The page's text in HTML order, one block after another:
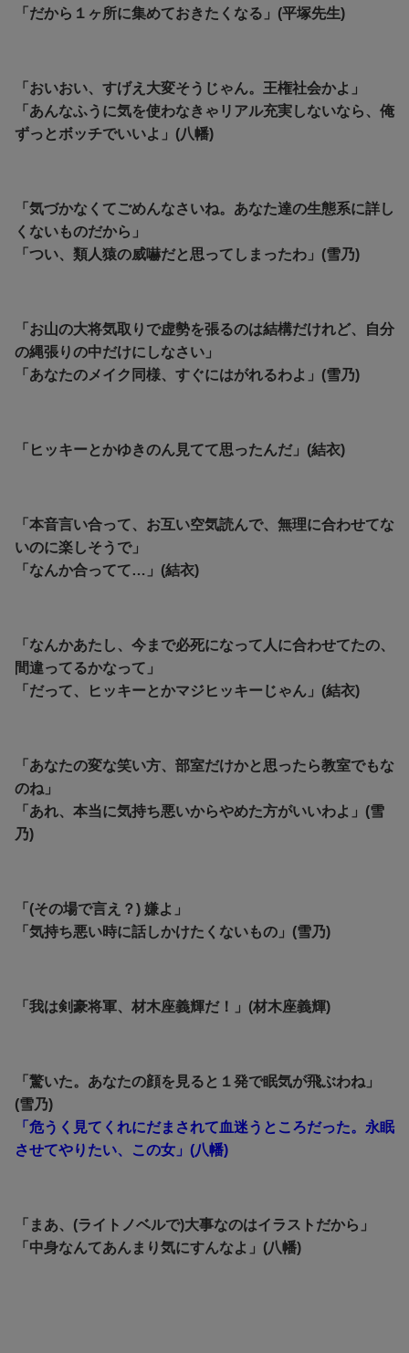
「だから１ヶ所に集めておきたくなる」(平塚先生)
「おいおい、すげえ大変そうじゃん。王権社会かよ」
「あんなふうに気を使わなきゃリアル充実しないなら、俺
ずっとボッチでいいよ」(八幡)
「気づかなくてごめんなさいね。あなた達の生態系に詳し
くないものだから」
「つい、類人猿の威嚇だと思ってしまったわ」(雪乃)
「お山の大将気取りで虚勢を張るのは結構だけれど、自分
の縄張りの中だけにしなさい」
「あなたのメイク同様、すぐにはがれるわよ」(雪乃)
「ヒッキーとかゆきのん見てて思ったんだ」(結衣)
「本音言い合って、お互い空気読んで、無理に合わせてな
いのに楽しそうで」
「なんか合ってて…」(結衣)
「なんかあたし、今まで必死になって人に合わせてたの、
間違ってるかなって」
「だって、ヒッキーとかマジヒッキーじゃん」(結衣)
「あなたの変な笑い方、部室だけかと思ったら教室でもな
のね」
「あれ、本当に気持ち悪いからやめた方がいいわよ」(雪
乃)
「(その場で言え？) 嫌よ」
「気持ち悪い時に話しかけたくないもの」(雪乃)
「我は剣豪将軍、材木座義輝だ！」(材木座義輝)
「驚いた。あなたの顔を見ると１発で眠気が飛ぶわね」
(雪乃)
「危うく見てくれにだまされて血迷うところだった。永眠
させてやりたい、この女」(八幡)
「まあ、(ライトノベルで)大事なのはイラストだから」
「中身なんてあんまり気にすんなよ」(八幡)